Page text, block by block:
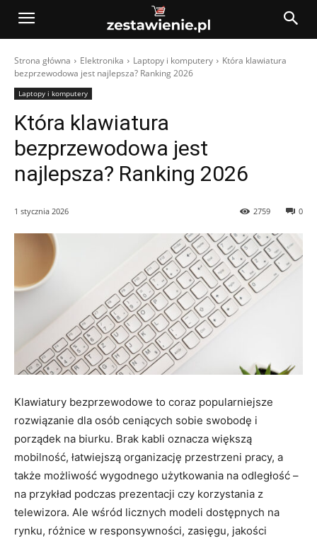
Strona główna Elektronika Laptopy i komputery
Która klawiatura
bezprzewodowa jest najlepsza? Ranking 2026
Laptopy i komputery
Która klawiatura
bezprzewodowa jest
najlepsza? Ranking 2026
1 stycznia 2026 0
2759
Klawiatury bezprzewodowe to coraz popularniejsze
rozwiązanie dla osób ceniących sobie swobodę i
porządek na biurku. Brak kabli oznacza większą
mobilność, łatwiejszą organizację przestrzeni pracy, a
także możliwość wygodnego użytkowania na odległość –
na przykład podczas prezentacji czy korzystania z
telewizora. Ale wśród licznych modeli dostępnych na
rynku, różnice w responsywności, zasięgu, jakości